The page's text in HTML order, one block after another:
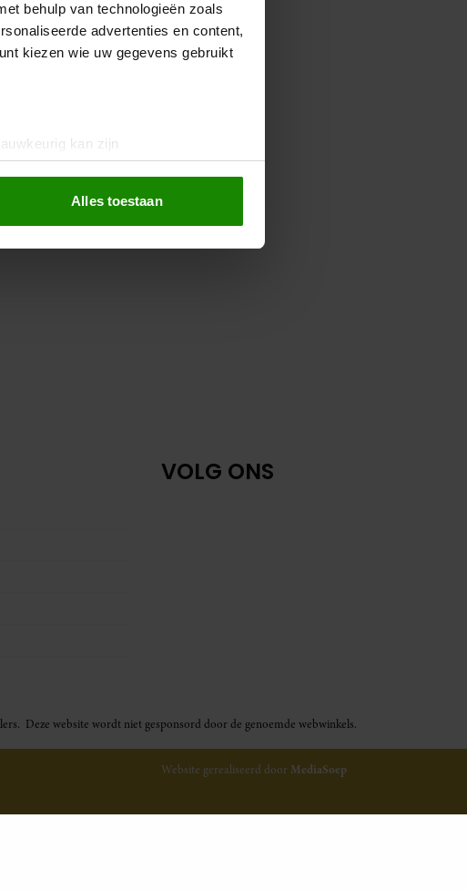
behulp van technologieën zoals
advertenties en content,
kiezen wie uw gegevens gebruikt
kan zijn
(fingerprinting)
Alles toestaan
VOLG ONS
Deze website wordt niet gesponsord door de genoemde webwinkels.
Website gerealiseerd door MediaSoep